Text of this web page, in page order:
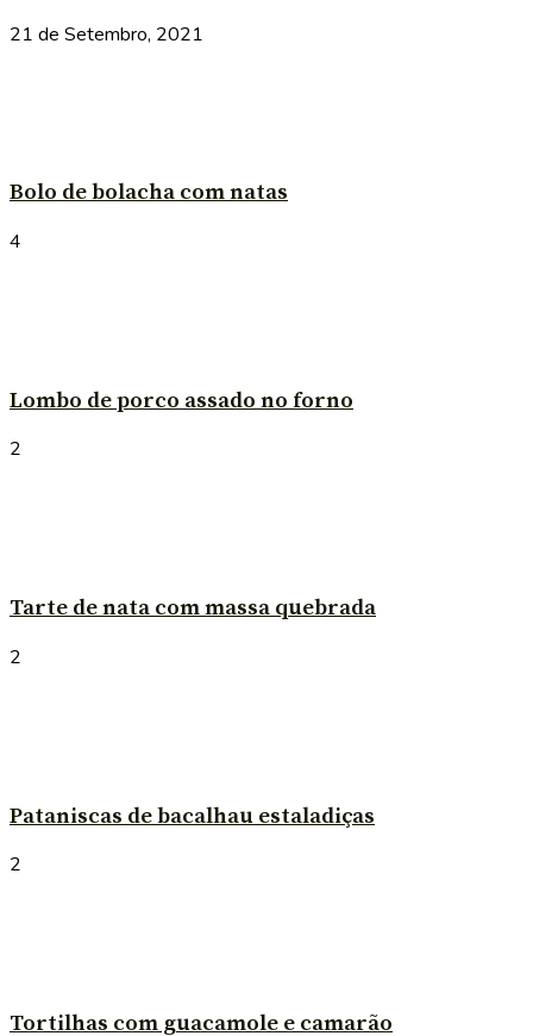
21 de Setembro, 2021
Bolo de bolacha com natas
4
Lombo de porco assado no forno
2
Tarte de nata com massa quebrada
2
Pataniscas de bacalhau estaladiças
2
Tortilhas com guacamole e camarão